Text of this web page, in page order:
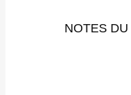
NOTES DU NORD VENICE DENIM JACKET BLUE